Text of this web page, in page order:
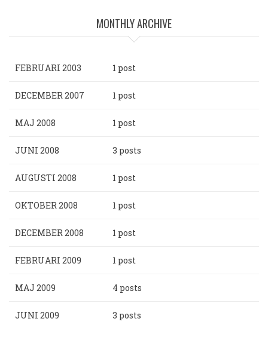
MONTHLY ARCHIVE
FEBRUARI 2003 1 post
DECEMBER 2007 1 post
MAJ 2008 1 post
JUNI 2008 3 posts
AUGUSTI 2008 1 post
OKTOBER 2008 1 post
DECEMBER 2008 1 post
FEBRUARI 2009 1 post
MAJ 2009 4 posts
JUNI 2009 3 posts